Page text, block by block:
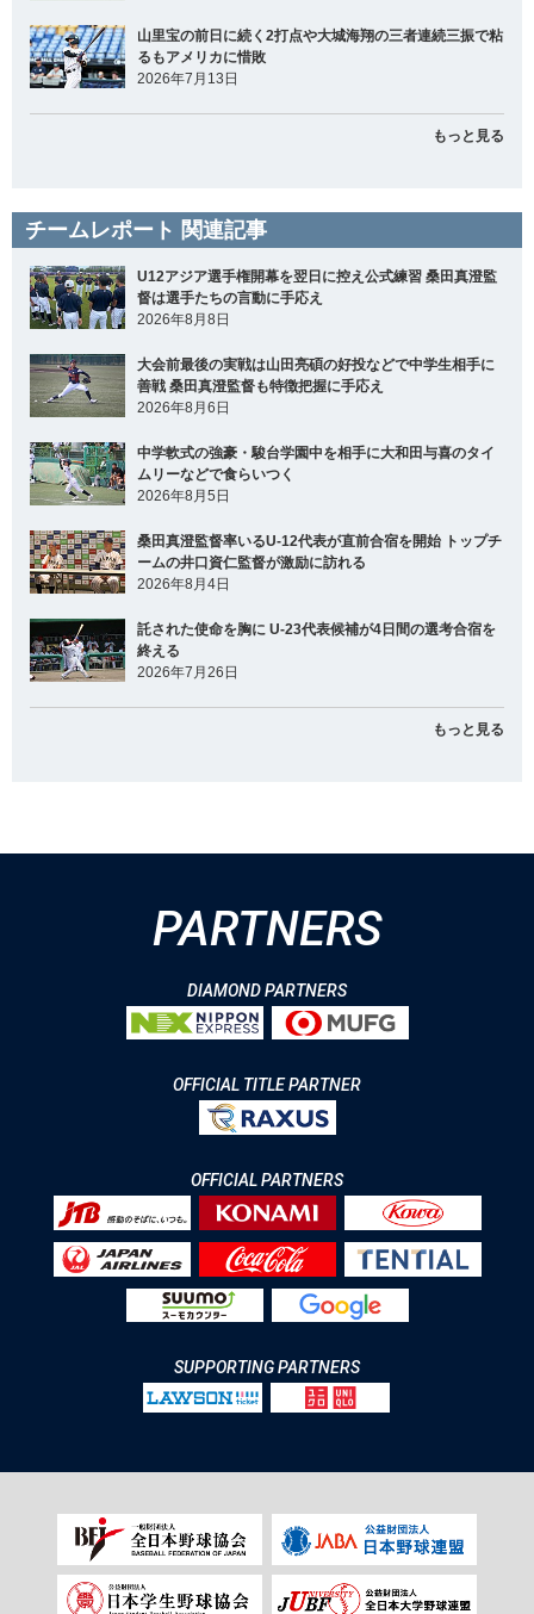
山里宝の前日に続く2打点や大城海翔の三者連続三振で粘
るもアメリカに惜敗
2026年7月13日
もっと見る
チームレポート 関連記事
U12アジア選手権開幕を翌日に控え公式練習 桑田真澄監
督は選手たちの言動に手応え
2026年8月8日
大会前最後の実戦は山田亮碩の好投などで中学生相手に
善戦 桑田真澄監督も特徴把握に手応え
2026年8月6日
中学軟式の強豪・駿台学園中を相手に大和田与喜のタイ
ムリーなどで食らいつく
2026年8月5日
桑田真澄監督率いるU-12代表が直前合宿を開始 トップチ
ームの井口資仁監督が激励に訪れる
2026年8月4日
託された使命を胸に U-23代表候補が4日間の選考合宿を
終える
2026年7月26日
もっと見る
PARTNERS
DIAMOND PARTNERS
OFFICIAL TITLE PARTNER
OFFICIAL PARTNERS
SUPPORTING PARTNERS